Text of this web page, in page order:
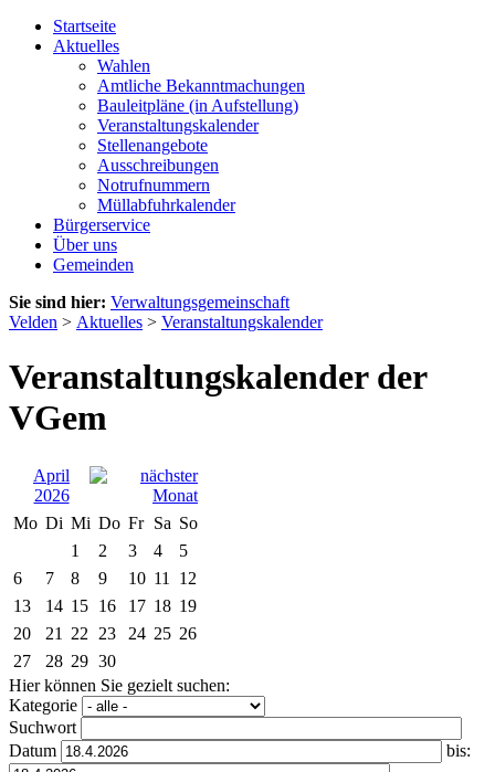
Startseite
Aktuelles
Wahlen
Amtliche Bekanntmachungen
Bauleitpläne (in Aufstellung)
Veranstaltungskalender
Stellenangebote
Ausschreibungen
Notrufnummern
Müllabfuhrkalender
Bürgerservice
Über uns
Gemeinden
Sie sind hier: Verwaltungsgemeinschaft
Velden > Aktuelles > Veranstaltungskalender
Veranstaltungskalender der
VGem
April
2026
Mo Di Mi Do Fr Sa So
1
2 3 4
5
6
7 8 9 10 11
12
13
14 15 16 17 18 19
20
21 22 23 24 25 26
27
28 29 30
Hier können Sie gezielt suchen:
Kategorie
Suchwort
Datum
bis: